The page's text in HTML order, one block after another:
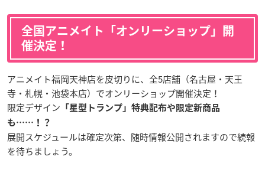
全国アニメイト「オンリーショップ」開
催決定！
アニメイト福岡天神店を皮切りに、全5店舗（名古屋・天王
寺・札幌・池袋本店）でオンリーショップ開催決定！
限定デザイン 「星型トランプ」特典配布や限定新商品
も……！？
展開スケジュールは確定次第、随時情報公開されますので続報
を待ちましょう。